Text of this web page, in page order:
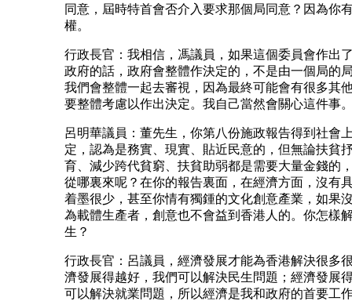
同意，屆時特首會否介入要求那個局同意？因為你
權。
行政長官：我相信，馮議員，如果這個委員會作出
政府的話，政府會整體作決定的，不是由一個局的
我們會整體一起去審視，因為最終可能會有很多其
要整體考慮以作出決定。我自己當然會關心這件事
呂明華議員：董先生，你第八份施政報告得到社會
定，認為是務實、現實、貼近民意的，但無論扶貧
育、減少跨代貧窮、扶貧助弱都是需要大量金錢的
從哪裏來呢？在你的報告裏面，在經濟方面，沒有
着墨很少，甚至你情有獨鍾的文化創意產業，如果
為載體生產者，創意也不會益到香港人的。你怎樣
生？
行政長官：呂議員，經濟發展才能為香港解決很多
濟發展得越好，我們可以解決民生問題；經濟發展
可以解決就業問題，所以經濟是我和政府的首要工